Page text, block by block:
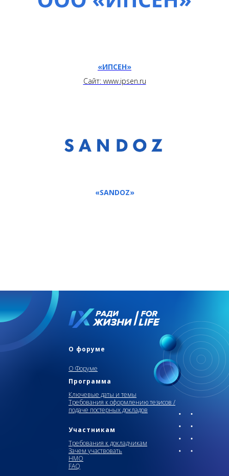
«ИПСЕН»
Сайт: www.ipsen.ru
«SANDOZ»
О форуме
О Форуме
Программа
Ключевые даты и темы
Требования к оформлению тезисов /
подаче постерных докладов
Участникам
Требования к докладчикам
Зачем участвовать
НМО
FAQ